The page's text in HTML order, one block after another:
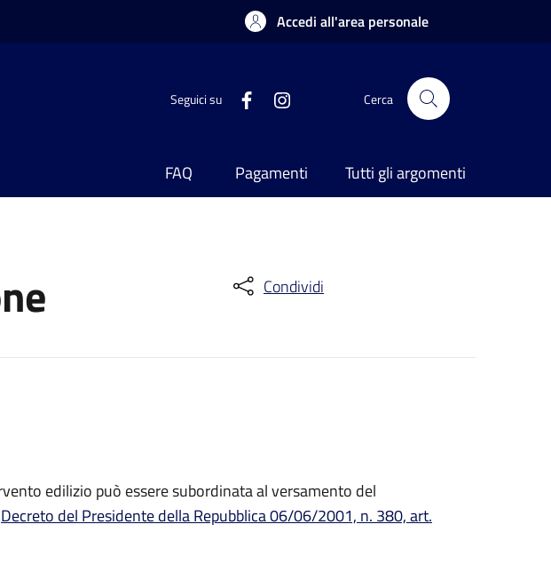
Accedi all'area personale
Seguici su Cerca
FAQ Pagamenti Tutti gli argomenti
Condividi
edilizio può essere subordinata al versamento del
Decreto del Presidente della Repubblica 06/06/2001, n. 380, art.